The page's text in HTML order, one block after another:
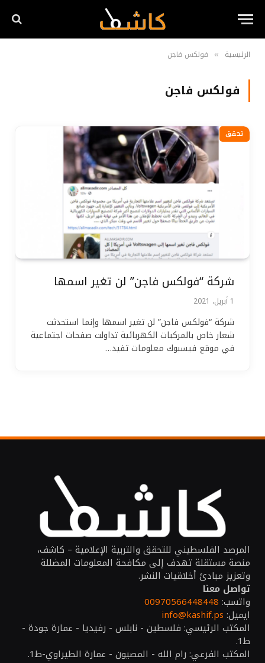
الرئيسية » فولكس فاجن
فولكس فاجن
تحقق
شركة “فولكس فاجن” لن تغير اسمها
1 أبريل، 2021
شركة “فولكس فاجن” لن تغير اسمها وإنما استحدثت
شعار خاص بالمركبات الكهربائية تداولت صفحات اجتماعية
في موقع فيسبوك معلومات تفيد…
المرصد الفلسطيني للتحقق والتربية الإعلامية – كاشف،
منصة مستقلة تهدف إلى مكافحة المعلومات المضللة
وتعزيز مبادئ أخلاقيات النشر.
تواصل معنا
واتسب: 00970566448448
ايميل: info@kashif.ps
المكتب الرئيسي: فلسطين - نابلس - رفيديا - عمارة جودة -
ط1.
المكتب الفرعي: رام الله - المصيون - عمارة الطيراوي-ط1.